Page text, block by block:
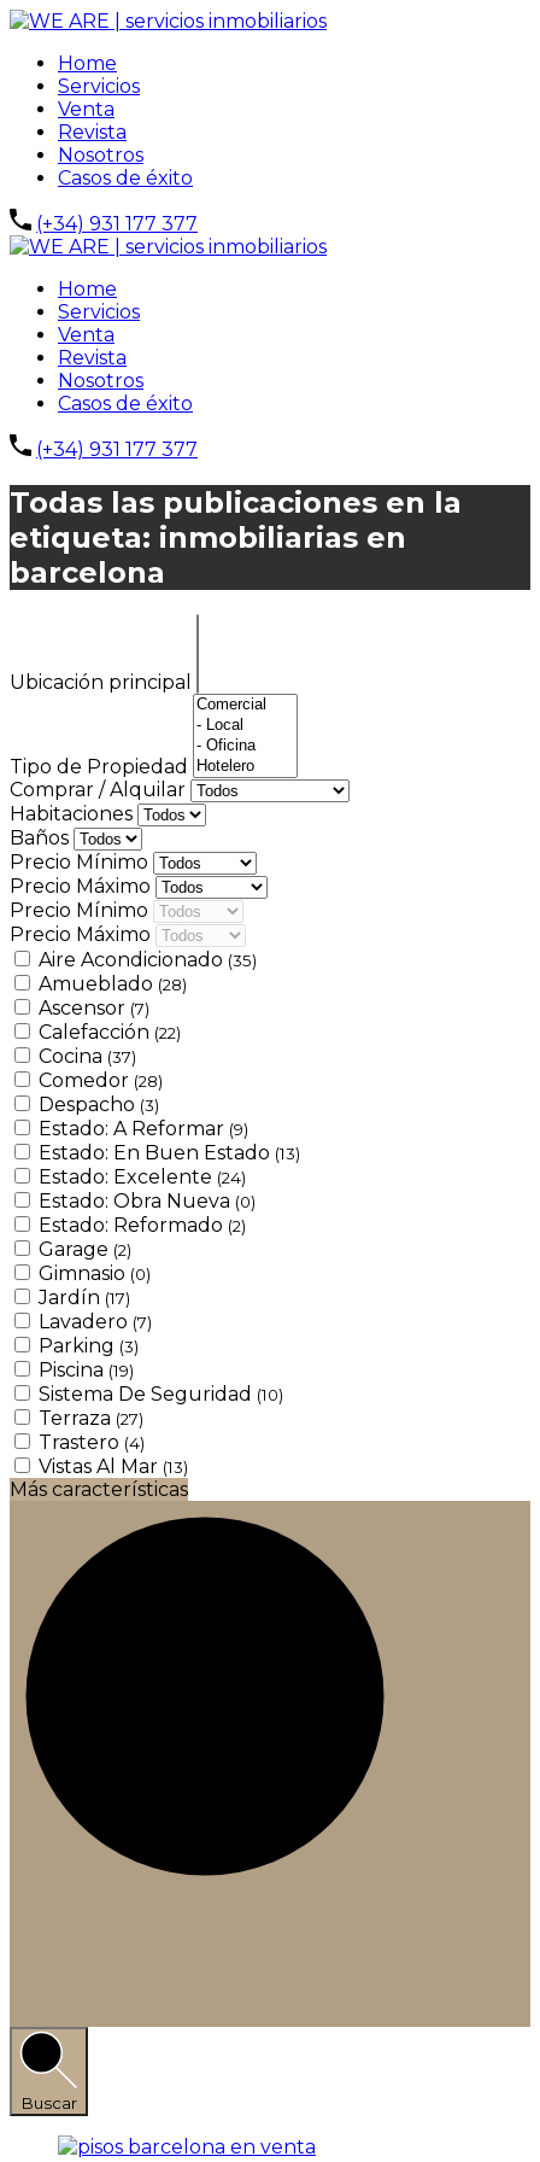
Home
Servicios
Venta
Revista
Nosotros
Casos de éxito
(+34) 931 177 377
Home
Servicios
Venta
Revista
Nosotros
Casos de éxito
(+34) 931 177 377
Todas las publicaciones en la
etiqueta: inmobiliarias en
barcelona
Ubicación principal
Tipo de Propiedad
Comprar / Alquilar
Habitaciones
Baños
Precio Mínimo
Precio Máximo
Precio Mínimo
Precio Máximo
Aire Acondicionado (35)
Amueblado (28)
Ascensor (7)
Calefacción (22)
Cocina (37)
Comedor (28)
Despacho (3)
Estado: A Reformar (9)
Estado: En Buen Estado (13)
Estado: Excelente (24)
Estado: Obra Nueva (0)
Estado: Reformado (2)
Garage (2)
Gimnasio (0)
Jardín (17)
Lavadero (7)
Parking (3)
Piscina (19)
Sistema De Seguridad (10)
Terraza (27)
Trastero (4)
Vistas Al Mar (13)
Más características
Buscar